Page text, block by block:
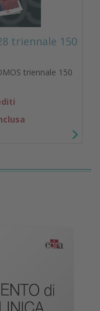
triennale 150
triennale 150